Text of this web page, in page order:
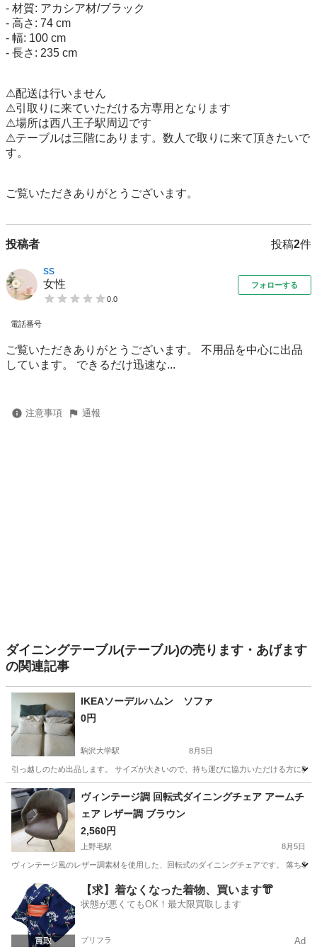
- 材質: アカシア材/ブラック
- 高さ: 74 cm
- 幅: 100 cm
- 長さ: 235 cm
⚠︎配送は行いません
⚠︎引取りに来ていただける方専用となります
⚠︎場所は西八王子駅周辺です
⚠︎テーブルは三階にあります。数人で取りに来て頂きたいで
す。
ご覧いただきありがとうございます。
投稿者 投稿2件
ss
女性
0.0
フォローする
電話番号
ご覧いただきありがとうございます。 不用品を中心に出品
しています。 できるだけ迅速な...
注意事項 通報
ダイニングテーブル(テーブル)の売ります・あげます
の関連記事
IKEAソーデルハムン ソファ
0円
駒沢大学駅 8月5日
引っ越しのため出品します。 サイズが大きいので、持ち運びに協力いただける方に
東京 世田谷区 ソファ
ヴィンテージ調 回転式ダイニングチェア アームチ
ェア レザー調 ブラウン
2,560円
上野毛駅 8月5日
ヴィンテージ風のレザー調素材を使用した、回転式のダイニングチェアです。 落ち
東京 世田谷区 上野毛駅 椅子
【求】着なくなった着物、買います👘
状態が悪くてもOK！最大限買取します
プリフラ Ad